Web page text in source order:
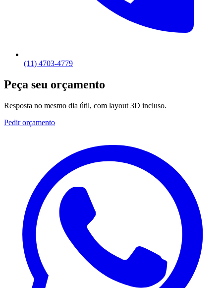
(11) 4703-4779
Peça seu orçamento
Resposta no mesmo dia útil, com layout 3D incluso.
Pedir orçamento